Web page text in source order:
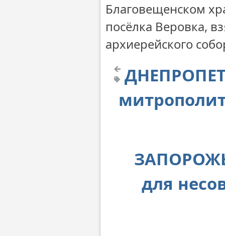
Благовещенском
посёлка Веровка,
архиерейского
для